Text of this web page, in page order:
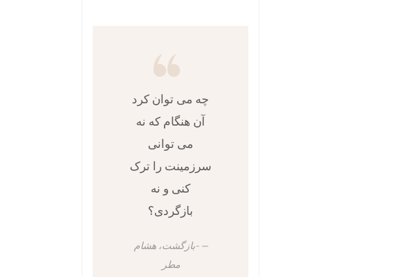
چه می توان کرد
آن هنگام که نه
می توانی
سرزمینت را ترک
کنی و نه
بازگردی؟
-بازگشت، هشام
مطر